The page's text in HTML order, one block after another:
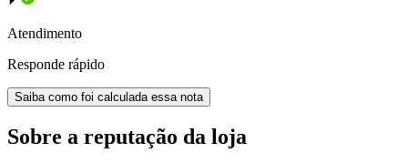
Atendimento
Responde rápido
Saiba como foi calculada essa nota
Sobre a reputação da loja